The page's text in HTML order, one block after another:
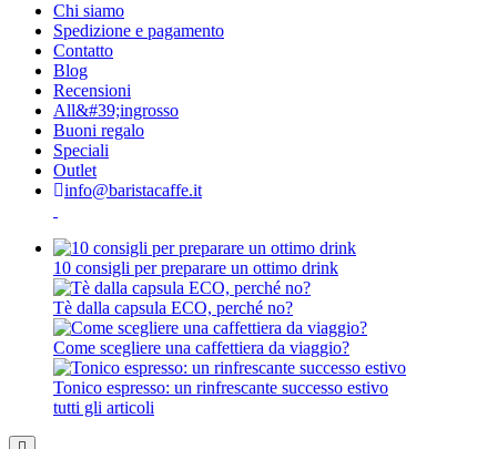
Chi siamo
Spedizione e pagamento
Contatto
Blog
Recensioni
All&#39;ingrosso
Buoni regalo
Speciali
Outlet
info@baristacaffe.it
10 consigli per preparare un ottimo drink
Tè dalla capsula ECO, perché no?
Come scegliere una caffettiera da viaggio?
Tonico espresso: un rinfrescante successo estivo
tutti gli articoli